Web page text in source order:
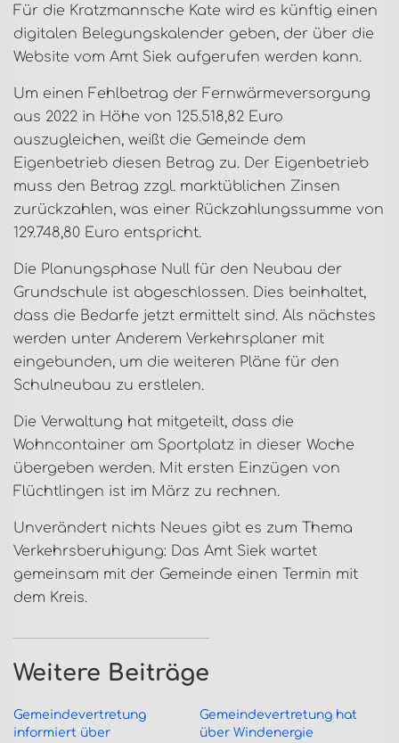
Für die Kratzmannsche Kate wird es künftig einen
digitalen Belegungskalender geben, der über die
Website vom Amt Siek aufgerufen werden kann.
Um einen Fehlbetrag der Fernwärmeversorgung
aus 2022 in Höhe von 125.518,82 Euro
auszugleichen, weißt die Gemeinde dem
Eigenbetrieb diesen Betrag zu. Der Eigenbetrieb
muss den Betrag zzgl. marktüblichen Zinsen
zurückzahlen, was einer Rückzahlungssumme von
129.748,80 Euro entspricht.
Die Planungsphase Null für den Neubau der
Grundschule ist abgeschlossen. Dies beinhaltet,
dass die Bedarfe jetzt ermittelt sind. Als nächstes
werden unter Anderem Verkehrsplaner mit
eingebunden, um die weiteren Pläne für den
Schulneubau zu erstlelen.
Die Verwaltung hat mitgeteilt, dass die
Wohncontainer am Sportplatz in dieser Woche
übergeben werden. Mit ersten Einzügen von
Flüchtlingen ist im März zu rechnen.
Unverändert nichts Neues gibt es zum Thema
Verkehrsberuhigung: Das Amt Siek wartet
gemeinsam mit der Gemeinde einen Termin mit
dem Kreis.
Weitere Beiträge
Gemeindevertretung
informiert über
Gemeindevertretung hat
über Windenergie